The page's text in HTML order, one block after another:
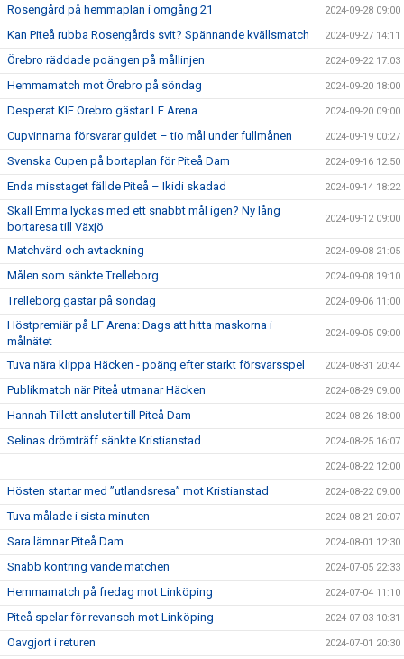
Rosengård på hemmaplan i omgång 21 2024-09-28 09:00
Kan Piteå rubba Rosengårds svit? Spännande kvällsmatch 2024-09-27 14:11
Örebro räddade poängen på mållinjen 2024-09-22 17:03
Hemmamatch mot Örebro på söndag 2024-09-20 18:00
Desperat KIF Örebro gästar LF Arena 2024-09-20 09:00
Cupvinnarna försvarar guldet – tio mål under fullmånen 2024-09-19 00:27
Svenska Cupen på bortaplan för Piteå Dam 2024-09-16 12:50
Enda misstaget fällde Piteå – Ikidi skadad 2024-09-14 18:22
Skall Emma lyckas med ett snabbt mål igen? Ny lång
bortaresa till Växjö
2024-09-12 09:00
Matchvärd och avtackning 2024-09-08 21:05
Målen som sänkte Trelleborg 2024-09-08 19:10
Trelleborg gästar på söndag 2024-09-06 11:00
Höstpremiär på LF Arena: Dags att hitta maskorna i
målnätet
2024-09-05 09:00
Tuva nära klippa Häcken - poäng efter starkt försvarsspel 2024-08-31 20:44
Publikmatch när Piteå utmanar Häcken 2024-08-29 09:00
Hannah Tillett ansluter till Piteå Dam 2024-08-26 18:00
Selinas drömträff sänkte Kristianstad 2024-08-25 16:07
2024-08-22 12:00
Hösten startar med ”utlandsresa” mot Kristianstad 2024-08-22 09:00
Tuva målade i sista minuten 2024-08-21 20:07
Sara lämnar Piteå Dam 2024-08-01 12:30
Snabb kontring vände matchen 2024-07-05 22:33
Hemmamatch på fredag mot Linköping 2024-07-04 11:10
Piteå spelar för revansch mot Linköping 2024-07-03 10:31
Oavgjort i returen 2024-07-01 20:30